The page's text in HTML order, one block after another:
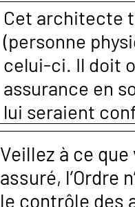
Cet architecte
(personne
celui-ci. Il doit
assurance en
lui seraient
Veillez à ce
assuré, l’Ordre
le contrôle des